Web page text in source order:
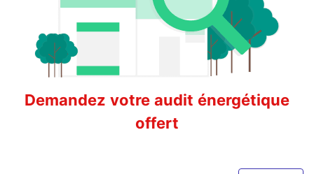
Demandez votre audit énergétique
offert